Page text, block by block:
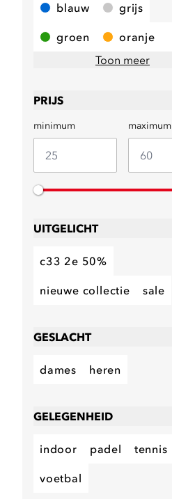
blauw grijs
groen oranje
Toon meer
PRIJS
minimum maximum
UITGELICHT
c33 2e 50%
nieuwe collectie sale
GESLACHT
dames heren
GELEGENHEID
indoor padel tennis
voetbal